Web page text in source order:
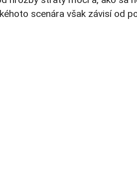
scenára však závisí od